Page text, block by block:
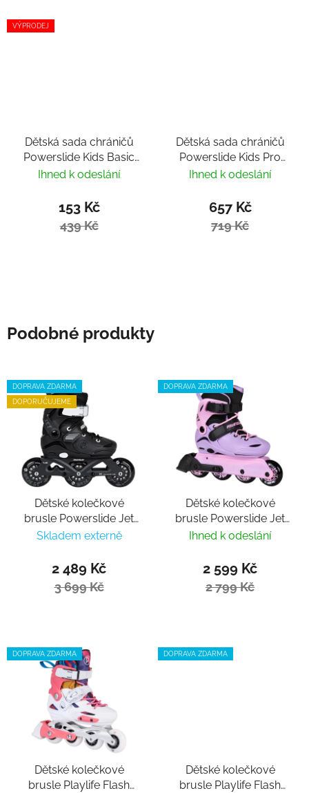
VÝPRODEJ
Dětská sada chráničů
Powerslide Kids Basic
Flower
Ihned k odeslání
153 Kč
439 Kč
Dětská sada chráničů
Powerslide Kids Pro
Girls
Ihned k odeslání
657 Kč
719 Kč
Podobné produkty
DOPRAVA ZDARMA
DOPORUČUJEME
Dětské kolečkové
brusle Powerslide Jet
Pro Black nastavitelné
Skladem externě
2 489 Kč
3 699 Kč
DOPRAVA ZDARMA
Dětské kolečkové
brusle Powerslide Jet
Lavender nastavitelné
Ihned k odeslání
2 599 Kč
2 799 Kč
DOPRAVA ZDARMA
Dětské kolečkové
brusle Playlife Flash
DOPRAVA ZDARMA
Dětské kolečkové
brusle Playlife Flash